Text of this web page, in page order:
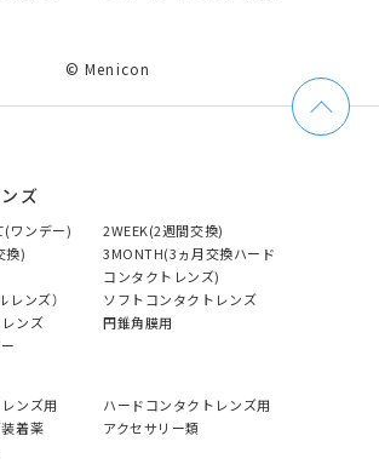
© Menicon
ズ
(ワンデー)
2WEEK(2週間交換)
換)
3MONTH(3ヵ月交換ハード
コンタクトレンズ)
レンズ）
ソフトコンタクトレンズ
ンズ
円錐角膜用
ンズ用
ハードコンタクトレンズ用
着薬
アクセサリー類